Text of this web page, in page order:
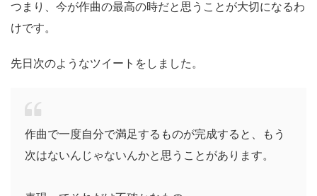
つまり、今が作曲の最高の時だと思うことが大切になるわ
けです。
先日次のようなツイートをしました。
作曲で一度自分で満足するものが完成すると、もう
次はないんじゃないんかと思うことがあります。